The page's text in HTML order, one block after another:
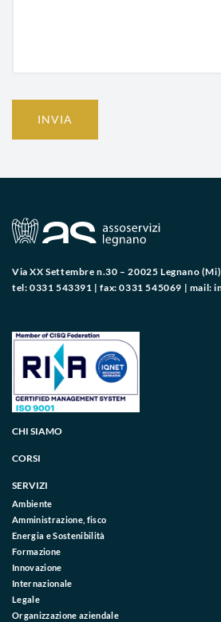
INVIA
Via XX Settembre n.30 – 20025 Legnano (Mi)
tel: 0331 543391 | fax: 0331 545069 | mail:
CHI SIAMO
CORSI
SERVIZI
Ambiente
Amministrazione, fisco
Energia e Sostenibilità
Formazione
Innovazione
Internazionale
Legale
Organizzazione aziendale